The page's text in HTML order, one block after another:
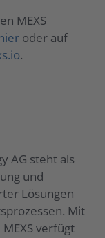
MEXS
oder auf
.
AG steht als
und
Lösungen
Mit
verfügt